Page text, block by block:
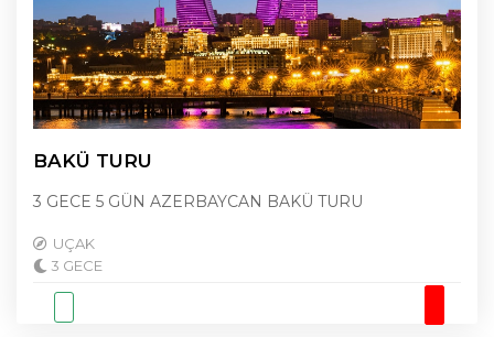
BAKÜ TURU
3 GECE 5 GÜN AZERBAYCAN BAKÜ TURU
UÇAK
3 GECE